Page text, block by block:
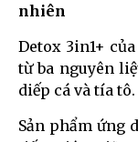
nhiên
Detox 3in1+
từ ba nguyên
diếp cá và tía tô.
Sản phẩm ứng